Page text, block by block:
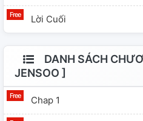
Lời Cuối
DANH SÁCH
JENSOO ]
Chap 1